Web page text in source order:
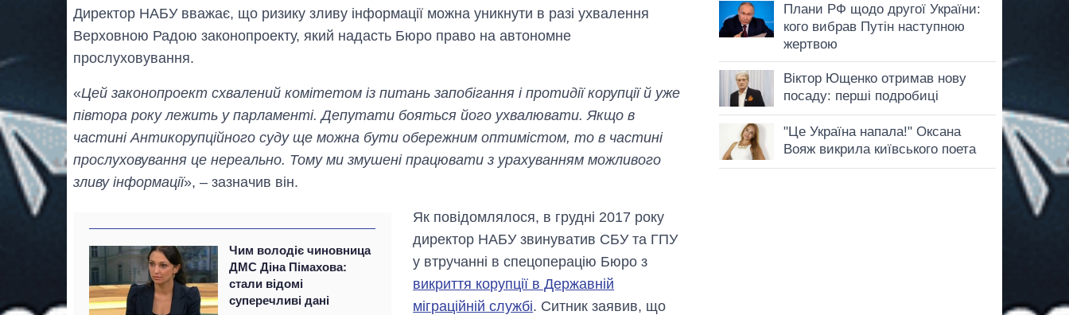
Директор НАБУ вважає, що ризику зливу інформації можна уникнути в разі ухвалення
Верховною Радою законопроекту, який надасть Бюро право на автономне
прослуховування.
«Цей законопроект схвалений комітетом із питань запобігання і протидії корупції й уже
півтора року лежить у парламенті. Депутати бояться його ухвалювати. Якщо в
частині Антикорупційного суду ще можна бути обережним оптимістом, то в частині
прослуховування це нереально. Тому ми змушені працювати з урахуванням можливого
зливу інформації», – зазначив він.
Чим володіє чиновница
ДМС Діна Пімахова:
стали відомі
суперечливі дані
Як повідомлялося, в грудні 2017 року
директор НАБУ звинуватив СБУ та ГПУ
у втручанні в спецоперацію Бюро з
викриття корупції в Державній
міграційній службі. Ситник заявив, що